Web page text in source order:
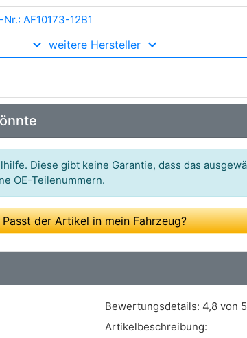
AF10173-12B1
Nr.: 366319
7.22184.40.0
8ET 009 142-251
A2C59512895
V10-72-1017
weitere Hersteller
Diese gibt keine Garantie, dass das
OE-Teilenummern.
Passt der Artikel in mein Fahrzeug?
Bewertungsdetails: 4,8 von 5
Artikelbeschreibung: